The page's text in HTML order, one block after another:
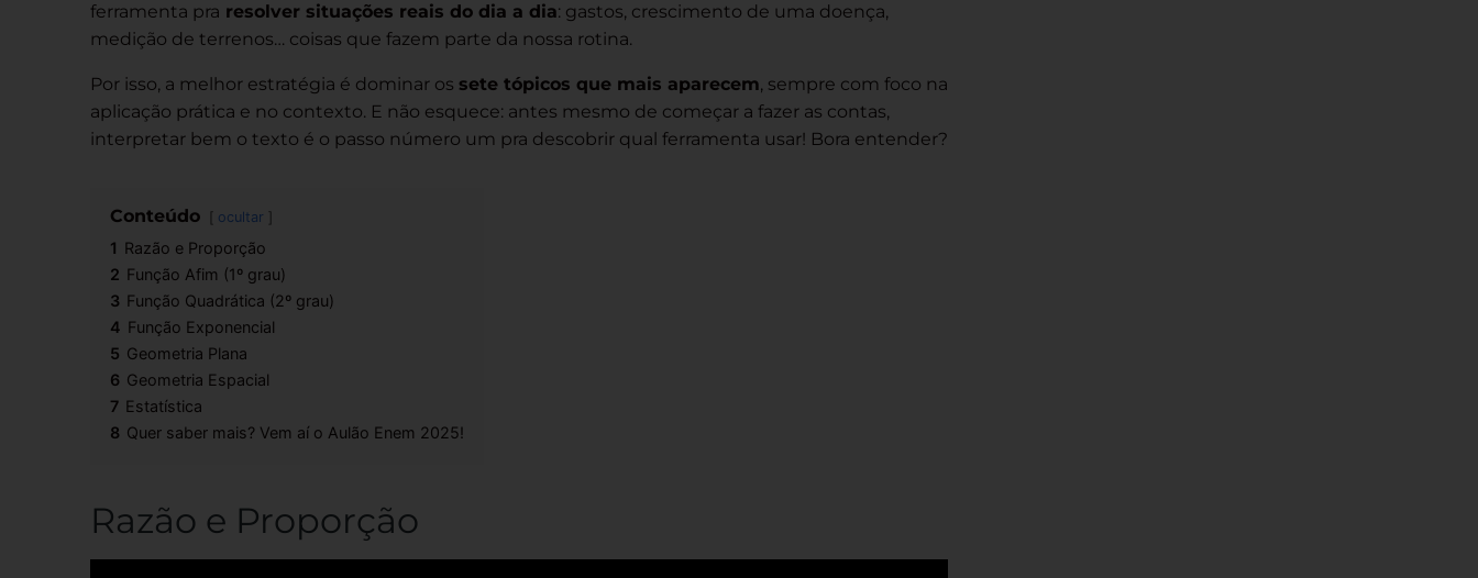
ferramenta pra resolver situações reais do dia a dia: gastos, crescimento de uma doença,
medição de terrenos… coisas que fazem parte da nossa rotina.
Por isso, a melhor estratégia é dominar os sete tópicos que mais aparecem, sempre com foco na
aplicação prática e no contexto. E não esquece: antes mesmo de começar a fazer as contas,
interpretar bem o texto é o passo número um pra descobrir qual ferramenta usar! Bora entender?
Conteúdo ocultar
1 Razão e Proporção
2 Função Afim (1º grau)
3 Função Quadrática (2º grau)
4 Função Exponencial
5 Geometria Plana
6 Geometria Espacial
7 Estatística
8 Quer saber mais? Vem aí o Aulão Enem 2025!
Razão e Proporção